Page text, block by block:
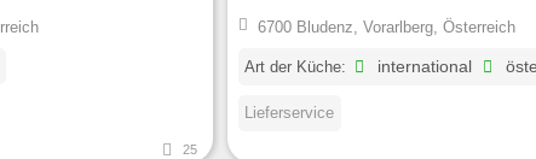
25
6700 Bludenz, Vorarlberg, Österreich
Art der Küche: international
Lieferservice